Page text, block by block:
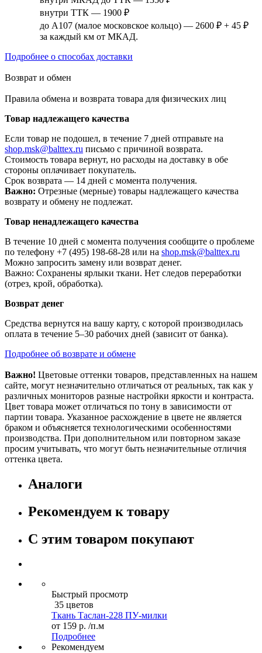
внутри ТТК — 1900 ₽
до А107 (малое московское кольцо) — 2600 ₽ + 45 ₽
за каждый км от МКАД.
Подробнее о способах доставки
Возврат и обмен
Правила обмена и возврата товара для физических лиц
Товар надлежащего качества
Если товар не подошел, в течение 7 дней отправьте на
shop.msk@balttex.ru письмо с причиной возврата.
Стоимость товара вернут, но расходы на доставку в обе
стороны оплачивает покупатель.
Срок возврата — 14 дней с момента получения.
Важно: Отрезные (мерные) товары надлежащего качества
возврату и обмену не подлежат.
Товар ненадлежащего качества
В течение 10 дней с момента получения сообщите о проблеме
по телефону +7 (495) 198-68-28 или на shop.msk@balttex.ru
Можно запросить замену или возврат денег.
Важно: Сохранены ярлыки ткани. Нет следов переработки
(отрез, крой, обработка).
Возврат денег
Средства вернутся на вашу карту, с которой производилась
оплата в течение 5–30 рабочих дней (зависит от банка).
Подробнее об возврате и обмене
Важно! Цветовые оттенки товаров, представленных на нашем
сайте, могут незначительно отличаться от реальных, так как у
различных мониторов разные настройки яркости и контраста.
Цвет товара может отличаться по тону в зависимости от
партии товара. Указанное расхождение в цвете не является
браком и объясняется технологическими особенностями
производства. При дополнительном или повторном заказе
просим учитывать, что могут быть незначительные отличия
оттенка цвета.
Аналоги
Рекомендуем к товару
С этим товаром покупают
Быстрый просмотр
35 цветов
Ткань Таслан-228 ПУ-милки
от 159 р. /п.м
Подробнее
Рекомендуем